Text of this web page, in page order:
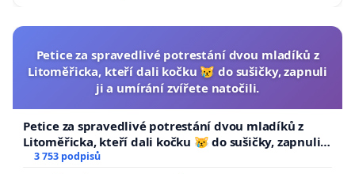
Petice za spravedlivé potrestání dvou mladíků z
Litoměřicka, kteří dali kočku 😿 do sušičky, zapnuli
ji a umírání zvířete natočili.
Petice za spravedlivé potrestání dvou mladíků z
Litoměřicka, kteří dali kočku 😿 do sušičky, zapnuli ji
a umírání zvířete natočili.
3 753 podpisů